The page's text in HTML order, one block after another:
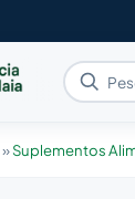
»Suplementos